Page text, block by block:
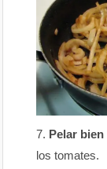
Pelar bien
los tomates.